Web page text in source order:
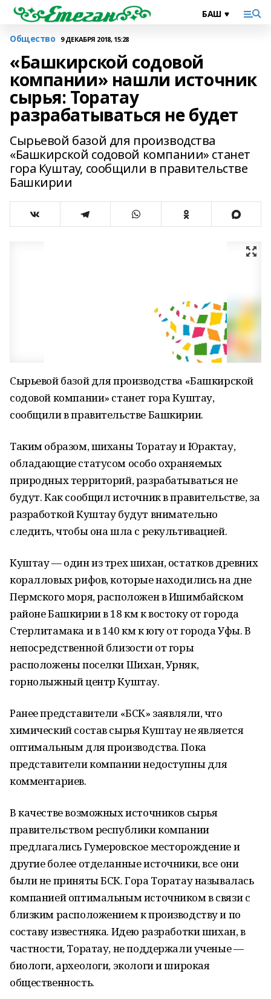
Общество 9 ДЕКАБРЯ 2018, 15:28
«Башкирской содовой
компании» нашли источник
сырья: Торатау
разрабатываться не будет
Сырьевой базой для производства
«Башкирской содовой компании» станет
гора Куштау, сообщили в правительстве
Башкирии
Сырьевой базой для производства «Башкирской
содовой компании» станет гора Куштау,
сообщили в правительстве Башкирии.
Таким образом, шиханы Торатау и Юрактау,
обладающие статусом особо охраняемых
природных территорий, разрабатываться не
будут. Как сообщил источник в правительстве, за
разработкой Куштау будут внимательно
следить, чтобы она шла с рекультивацией.
Куштау — один из трех шихан, остатков древних
коралловых рифов, которые находились на дне
Пермского моря, расположен в Ишимбайском
районе Башкирии в 18 км к востоку от города
Стерлитамака и в 140 км к югу от города Уфы. В
непосредственной близости от горы
расположены поселки Шихан, Урняк,
горнолыжный центр Куштау.
Ранее представители «БСК» заявляли, что
химический состав сырья Куштау не является
оптимальным для производства. Пока
представители компании недоступны для
комментариев.
В качестве возможных источников сырья
правительством республики компании
предлагались Гумеровское месторождение и
другие более отделанные источники, все они
были не приняты БСК. Гора Торатау называлась
компанией оптимальным источником в связи с
близким расположением к производству и по
составу известняка. Идею разработки шихан, в
частности, Торатау, не поддержали ученые —
биологи, археологи, экологи и широкая
общественность.